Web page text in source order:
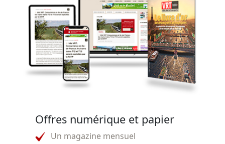
Offres numérique et papier
Un magazine mensuel